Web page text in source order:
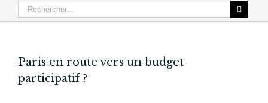
Paris en route vers un budget
participatif ?